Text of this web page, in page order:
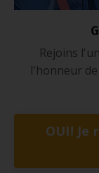
Rejoins
l'honneur
OUI! Je